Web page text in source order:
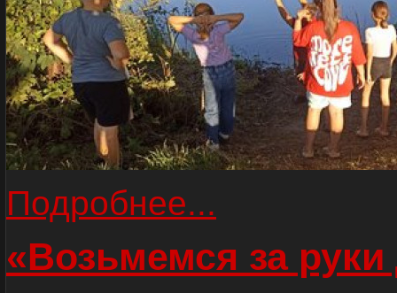
Подробнее...
«Возьмемся за руки